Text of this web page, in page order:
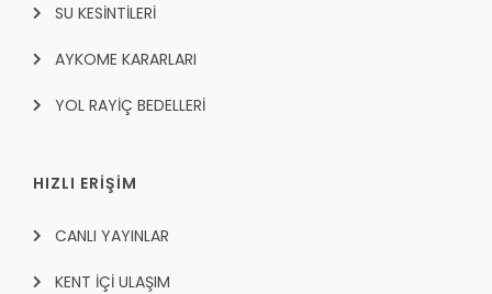
SU KESİNTİLERİ
AYKOME KARARLARI
YOL RAYİÇ BEDELLERİ
HIZLI ERİŞİM
CANLI YAYINLAR
KENT İÇI ULAŞIM